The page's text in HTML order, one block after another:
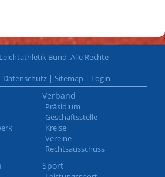
Bund. Alle Rechte
Datenschutz | Sitemap | Login
Verband
Präsidium
Geschäftsstelle
Kreise
Vereine
Rechtsausschuss
Sport